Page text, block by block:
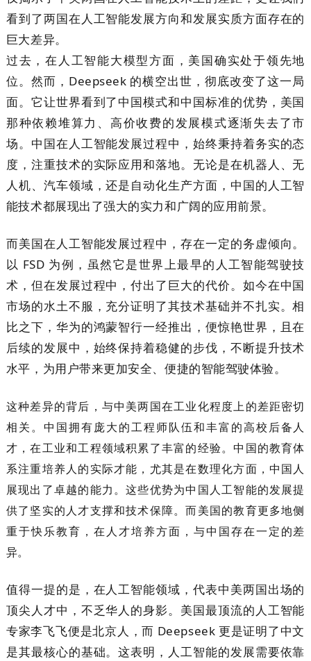
看到了两国在人工智能发展方向和发展实质方面存在的
巨大差异。
过去，在人工智能大模型方面，美国确实处于领先地
位。然而，Deepseek 的横空出世，彻底改变了这一局
面。它让世界看到了中国模式和中国标准的优势，美国
那种依赖堆算力、高价收费的发展模式逐渐失去了市
场。中国在人工智能发展过程中，始终秉持着务实的态
度，注重技术的实际应用和落地。无论是在机器人、无
人机、汽车领域，还是自动化生产方面，中国的人工智
能技术都展现出了强大的实力和广阔的应用前景。
而美国在人工智能发展过程中，存在一定的务虚倾向。
以 FSD 为例，虽然它是世界上最早的人工智能驾驶技
术，但在发展过程中，付出了巨大的代价。如今在中国
市场的水土不服，充分证明了其技术基础并不扎实。相
比之下，华为的鸿蒙智行一经推出，便惊艳世界，且在
后续的发展中，始终保持着稳健的步伐，不断提升技术
水平，为用户带来更加安全、便捷的智能驾驶体验。
这种差异的背后，与中美两国在工业化程度上的差距密切
相关。中国拥有庞大的工程师队伍和丰富的高校后备人
才，在工业和工程领域积累了丰富的经验。中国的教育体
系注重培养人的实际才能，尤其是在数理化方面，中国人
展现出了卓越的能力。这些优势为中国人工智能的发展提
供了坚实的人才支撑和技术保障。而美国的教育更多地侧
重于快乐教育，在人才培养方面，与中国存在一定的差
异。
值得一提的是，在人工智能领域，代表中美两国出场的
顶尖人才中，不乏华人的身影。美国最顶流的人工智能
专家李飞飞便是北京人，而 Deepseek 更是证明了中文
是其最核心的基础。这表明，人工智能的发展需要依靠